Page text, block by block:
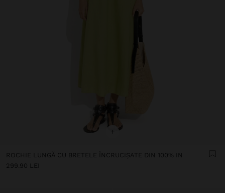
+
ROCHIE LUNGĂ CU BRETELE ÎNCRUCIȘATE DIN 100% IN
299.90 LEI